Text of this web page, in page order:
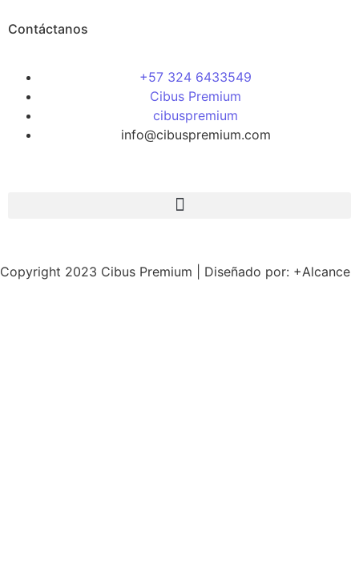
Contáctanos
+57 324 6433549
Cibus Premium
cibuspremium
info@cibuspremium.com
Copyright 2023 Cibus Premium | Diseñado por: +Alcance